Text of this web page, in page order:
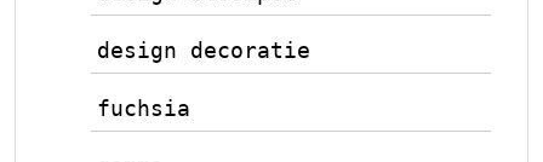
design decoratie
fuchsia